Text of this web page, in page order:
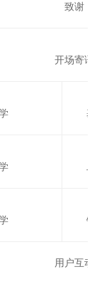
致谢
开场寄语
用户互动